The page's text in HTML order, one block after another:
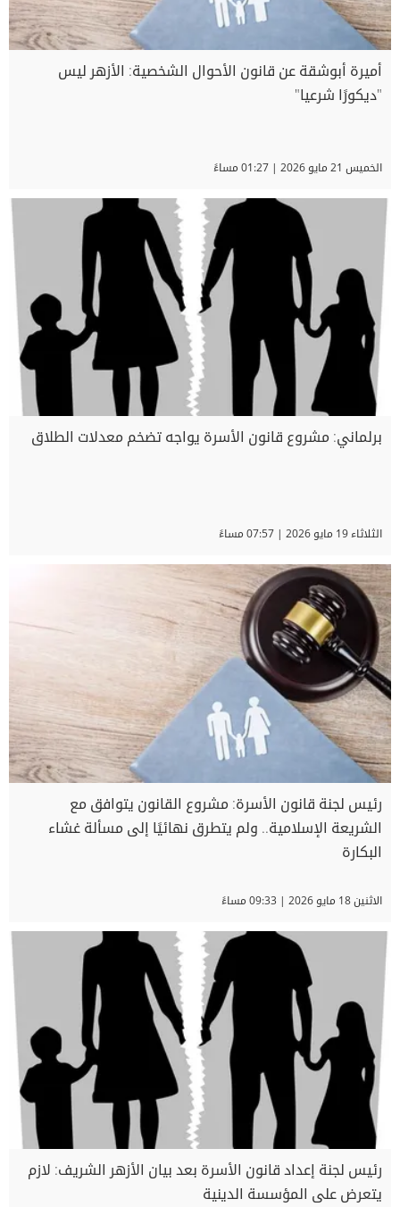
أميرة أبوشقة عن قانون الأحوال الشخصية: الأزهر ليس
"ديكورًا شرعيا"
الخميس 21 مايو 2026 | 01:27 مساءً
برلماني: مشروع قانون الأسرة يواجه تضخم معدلات الطلاق
الثلاثاء 19 مايو 2026 | 07:57 مساءً
رئيس لجنة قانون الأسرة: مشروع القانون يتوافق مع
الشريعة الإسلامية.. ولم يتطرق نهائيًا إلى مسألة غشاء
البكارة
الاثنين 18 مايو 2026 | 09:33 مساءً
رئيس لجنة إعداد قانون الأسرة بعد بيان الأزهر الشريف: لازم
يتعرض على المؤسسة الدينية